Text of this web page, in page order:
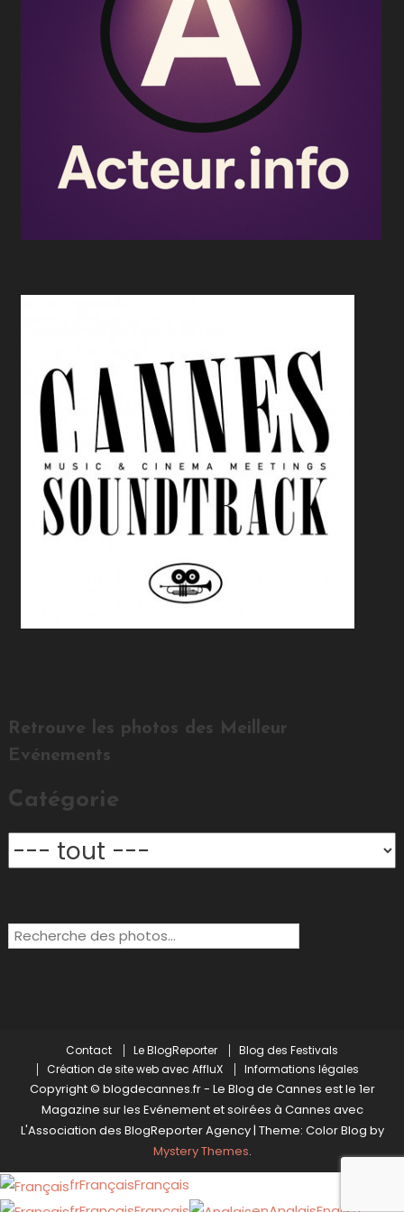
Retrouve les photos des Meilleur
Evénements
Catégorie
Rechercher:
Contact Le BlogReporter
Blog des Festivals
Création de site web avec AffluX
Informations légales
Copyright © blogdecannes.fr - Le Blog de Cannes est le 1er
Magazine sur les Evénement et soirées à Cannes avec
L'Association des BlogReporter Agency| Theme: Color Blog by
Mystery Themes.
frFrançaisFrançais